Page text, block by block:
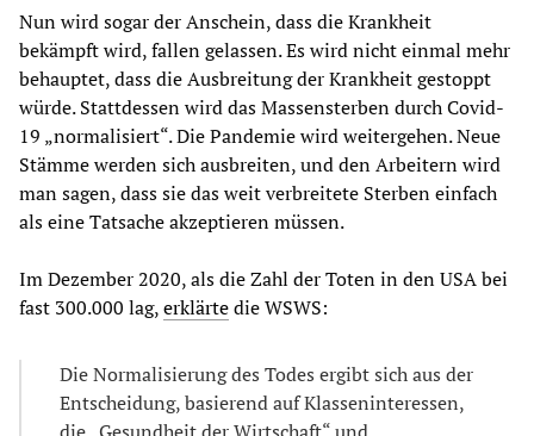
Nun wird sogar der Anschein, dass die Krankheit
bekämpft wird, fallen gelassen. Es wird nicht einmal mehr
behauptet, dass die Ausbreitung der Krankheit gestoppt
würde. Stattdessen wird das Massensterben durch Covid-
19 „normalisiert“. Die Pandemie wird weitergehen. Neue
Stämme werden sich ausbreiten, und den Arbeitern wird
man sagen, dass sie das weit verbreitete Sterben einfach
als eine Tatsache akzeptieren müssen.
Im Dezember 2020, als die Zahl der Toten in den USA bei
fast 300.000 lag,erklärtedie WSWS:
Die Normalisierung des Todes ergibt sich aus der
Entscheidung, basierend auf Klasseninteressen,